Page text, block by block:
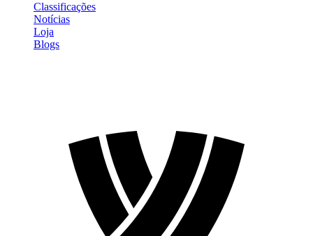
Classificações
Notícias
Loja
Blogs